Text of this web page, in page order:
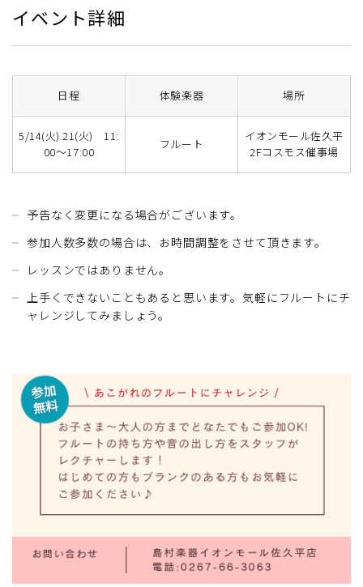
イベント詳細
日程 体験楽器 場所
5/14(火).21(火) 11:
00～17:00
フルート
イオンモール佐久平
2Fコスモス催事場
予告なく変更になる場合がございます。
参加人数多数の場合は、お時間調整をさせて頂きます。
レッスンではありません。
上手くできないこともあると思います。気軽にフルートにチ
ャレンジしてみましょう。